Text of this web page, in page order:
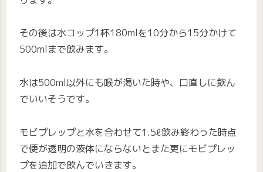
その後は水コップ1杯180mlを10分から15分かけて
500mlまで飲みます。
水は500ml以外にも喉が渇いた時や、口直しに飲ん
でいいそうです。
モビプレップと水を合わせて1.5ℓ飲み終わった時点
で便が透明の液体にならないとまた更にモビプレッ
プを追加で飲んでいきます。